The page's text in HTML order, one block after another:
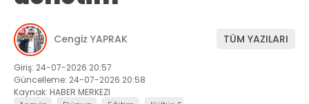
Cengiz YAPRAK TÜM YAZILARI
Giriş: 24-07-2026 20:57
Güncelleme: 24-07-2026 20:58
Kaynak: HABER MERKEZI